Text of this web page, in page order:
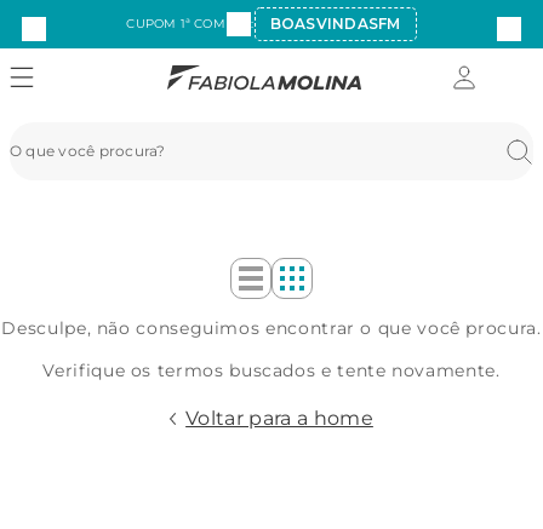
CUPOM 1ª COMPRA: BOASVINDASFM
Desculpe, não conseguimos encontrar o que você procura.
Verifique os termos buscados e tente novamente.
Voltar para a home